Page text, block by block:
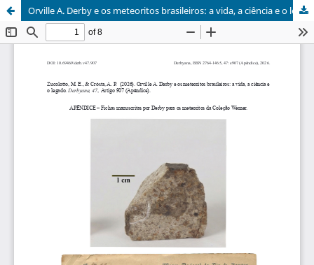
Orville A. Derby e os meteoritos brasileiros: a vida, a ciência e o legado